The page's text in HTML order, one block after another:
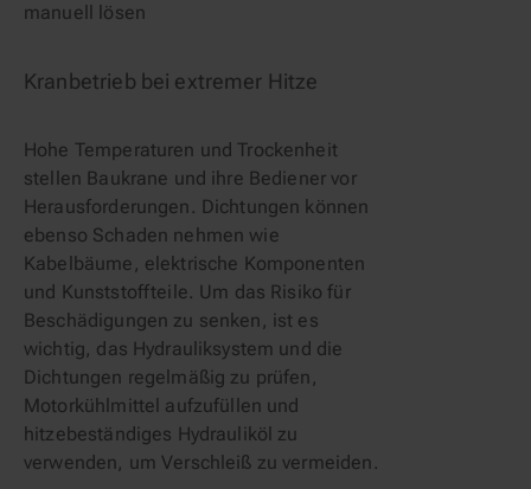
manuell lösen
Kranbetrieb bei extremer Hitze
Hohe Temperaturen und Trockenheit
stellen Baukrane und ihre Bediener vor
Herausforderungen. Dichtungen können
ebenso Schaden nehmen wie
Kabelbäume, elektrische Komponenten
und Kunststoffteile. Um das Risiko für
Beschädigungen zu senken, ist es
wichtig, das Hydrauliksystem und die
Dichtungen regelmäßig zu prüfen,
Motorkühlmittel aufzufüllen und
hitzebeständiges Hydrauliköl zu
verwenden, um Verschleiß zu vermeiden.